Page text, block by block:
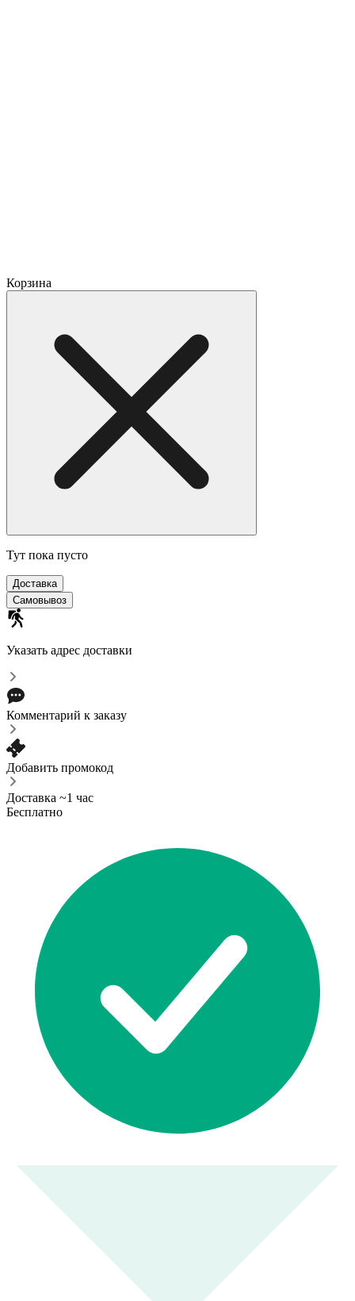
Корзина
Тут пока пусто
Доставка
Самовывоз
Указать адрес доставки
Комментарий к заказу
Добавить промокод
Доставка ~1 час
Бесплатно